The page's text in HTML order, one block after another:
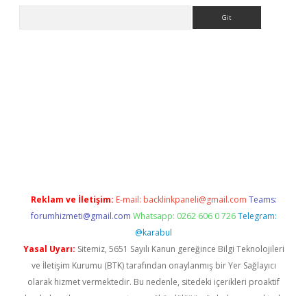
Reklam ve İletişim: E-mail: backlinkpaneli@gmail.com Teams:
forumhizmeti@gmail.com Whatsapp: 0262 606 0 726 Telegram:
@karabul
Yasal Uyarı: Sitemiz, 5651 Sayılı Kanun gereğince Bilgi Teknolojileri
ve İletişim Kurumu (BTK) tarafından onaylanmış bir Yer Sağlayıcı
olarak hizmet vermektedir. Bu nedenle, sitedeki içerikleri proaktif